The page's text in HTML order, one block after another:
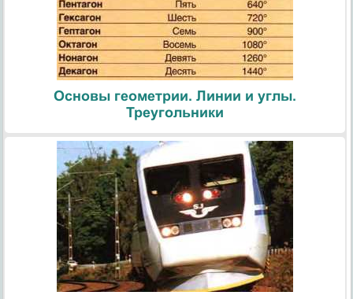
Основы геометрии. Линии и углы.
Треугольники